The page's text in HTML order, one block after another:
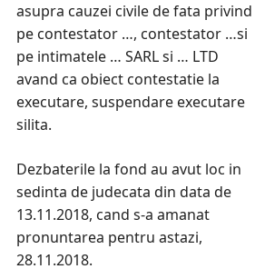
asupra cauzei civile de fata privind
pe contestator …, contestator …si
pe intimatele … SARL si … LTD
avand ca obiect contestatie la
executare, suspendare executare
silita.
Dezbaterile la fond au avut loc in
sedinta de judecata din data de
13.11.2018, cand s-a amanat
pronuntarea pentru astazi,
28.11.2018.